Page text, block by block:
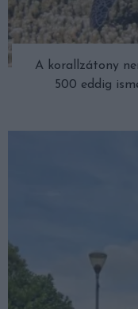
A korallzátony
500 eddig